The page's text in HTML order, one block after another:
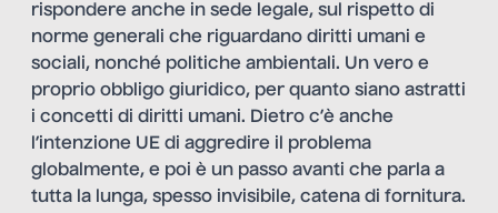
rispondere anche in sede legale, sul rispetto di
norme generali che riguardano diritti umani e
sociali, nonché politiche ambientali. Un vero e
proprio obbligo giuridico, per quanto siano astratti
i concetti di diritti umani. Dietro c’è anche
l’intenzione UE di aggredire il problema
globalmente, e poi è un passo avanti che parla a
tutta la lunga, spesso invisibile, catena di fornitura.